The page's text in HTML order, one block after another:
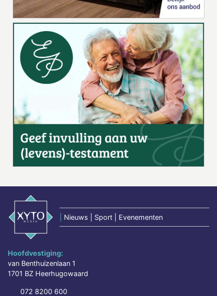
Nieuws | Sport | Evenementen
Hoofdvestiging:
van Benthuizenlaan 1
1701 BZ Heerhugowaard
072 8200 600